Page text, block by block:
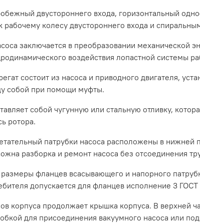
двустороннего входа, горизонтальный
колесу двустороннего входа и
заключается в преобразовании механической
воздействия лопастной системы
состоит из насоса и приводного двигателя,
собой при помощи муфты.
собой чугунную или стальную отливку,
ротора.
патрубки насоса расположены в нижней
разборка и ремонт насоса без отсоединения
фланцев всасывающего и напорного
допускается для фланцев исполнение 3 ГОСТ
корпуса продолжает крышка корпуса. В верхней
для присоединения вакуумного насоса или